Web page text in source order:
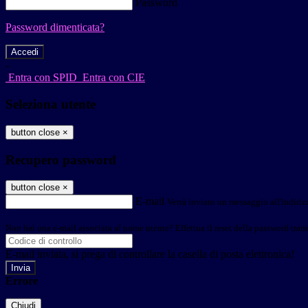
Password
Password dimenticata?
-
Entra con SPID Entra con CIE
Seleziona utente
button close ×
Recupero password
button close ×
E-mail Verrà inviato un messaggio
Non hai una e-mail associata al nome utente? Effettua il reset della password
E-mail inviata, si prega di controllare la casella di posta elettronica!
Errore
Chiudi